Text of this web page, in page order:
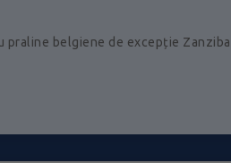
praline belgiene de excepție